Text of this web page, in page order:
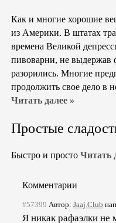
Как и многие хорошие
из Америки. В штатах
времена Великой
пивоварни, не выдержав
разорились. Многие
продолжить свое дело в
Читать далее »
Простые
Быстро и просто Читать
Комментарии
#57399 Автор: Jaaj.Club
Я никак рафаэлки не